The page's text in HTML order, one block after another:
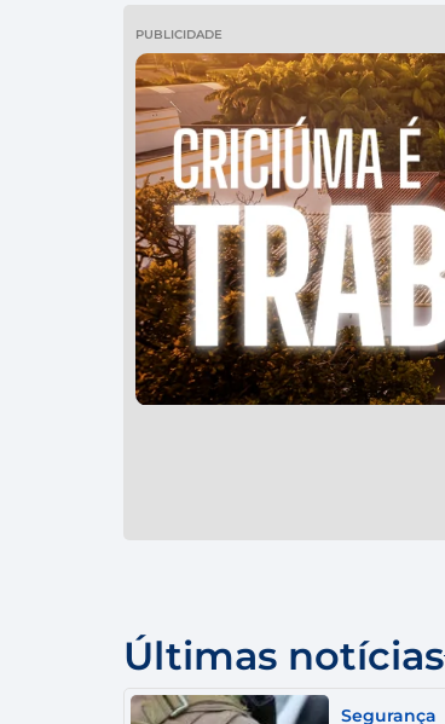
PUBLICIDADE
Últimas notícias
Segurança